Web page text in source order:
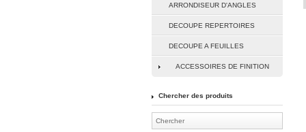
ARRONDISEUR D'ANGLES
DECOUPE REPERTOIRES
DECOUPE A FEUILLES
ACCESSOIRES DE FINITION
Chercher des produits